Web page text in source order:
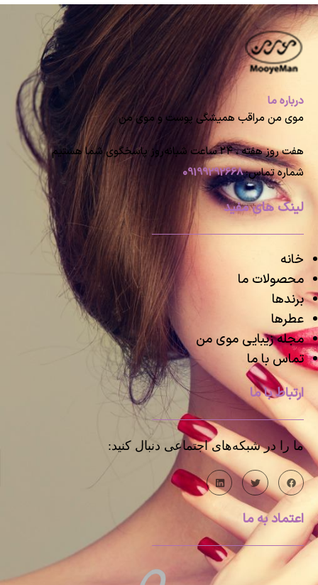
درباره ما
موی من مراقب همیشگی پوست و موی من
هفت روز هفته ، ۲۴ ساعت شبانه‌روز پاسخگوی شما هستیم
شماره تماس:09199292668
لینک های مفید
خانه
محصولات ما
برندها
عطرها
مجله زیبایی موی من
تماس با ما
ارتباط با ما
ما را در شبکه‌های اجتماعی دنبال کنید:
اعتماد به ما